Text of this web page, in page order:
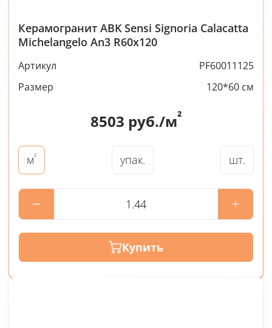
Керамогранит ABK Sensi Signoria Calacatta
Michelangelo An3 R60x120
Артикул
PF60011125
Размер
120*60 см
8503 руб./м²
м² упак. шт.
Купить